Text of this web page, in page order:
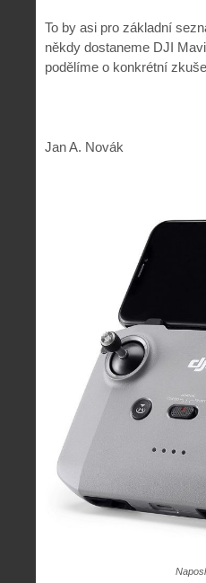
To by asi pro základní
někdy dostaneme DJI
podělíme o konkrétní
Jan A. Novák